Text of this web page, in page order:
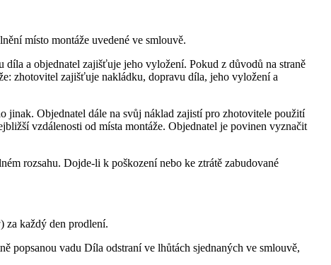
místo montáže uvedené ve smlouvě.
a objednatel zajišťuje jeho vyložení. Pokud z důvodů na straně
zhotovitel zajišťuje nakládku, dopravu díla, jeho vyložení a
jinak. Objednatel dále na svůj náklad zajistí pro zhotovitele použití
vzdálenosti od místa montáže. Objednatel je povinen vyznačit
rozsahu. Dojde-li k poškození nebo ke ztrátě zabudované
za každý den prodlení.
popsanou vadu Díla odstraní ve lhůtách sjednaných ve smlouvě,